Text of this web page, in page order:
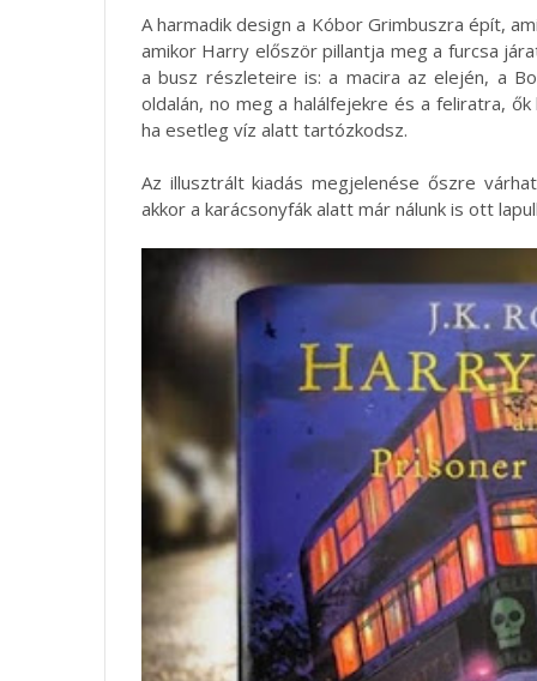
A harmadik design a Kóbor Grimbuszra épít,
amikor Harry először pillantja meg a furcsa
a busz részleteire is: a macira az elején, a
oldalán, no meg a halálfejekre és a feliratra,
ha esetleg víz alatt tartózkodsz.
Az illusztrált kiadás megjelenése őszre
akkor a karácsonyfák alatt már nálunk is ott